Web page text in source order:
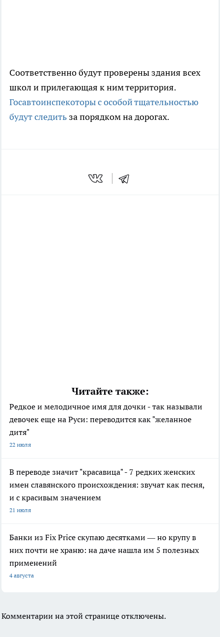
Соответственно будут проверены здания всех
школ и прилегающая к ним территория.
Госавтоинспекоторы с особой тщательностью
будут следить за порядком на дорогах.
Читайте также:
Редкое и мелодичное имя для дочки - так называли
девочек еще на Руси: переводится как "желанное
дитя"
22 июля
В переводе значит "красавица" - 7 редких женских
имен славянского происхождения: звучат как песня,
и с красивым значением
21 июля
Банки из Fix Price скупаю десятками — но крупу в
них почти не храню: на даче нашла им 5 полезных
применений
4 августа
Комментарии на этой странице отключены.